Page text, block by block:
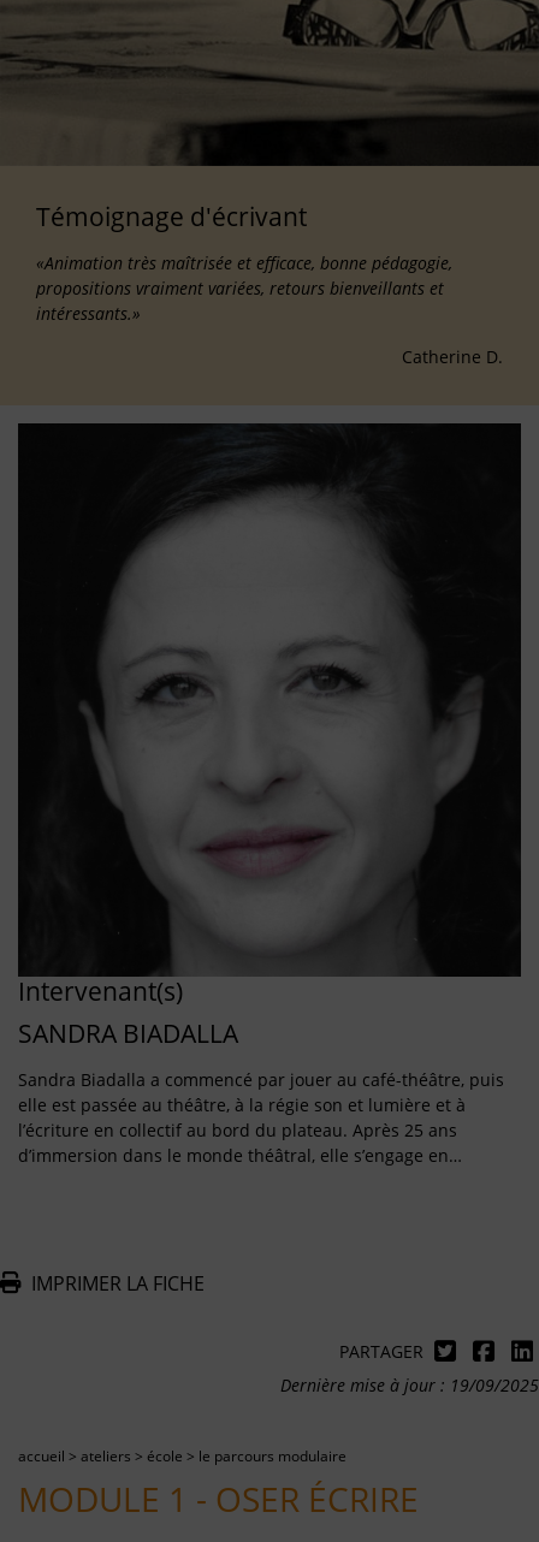
Témoignage d'écrivant
«Animation très maîtrisée et efficace, bonne pédagogie,
propositions vraiment variées, retours bienveillants et
intéressants.»
Catherine D.
Intervenant(s)
SANDRA BIADALLA
Sandra Biadalla a commencé par jouer au café-théâtre, puis
elle est passée au théâtre, à la régie son et lumière et à
l’écriture en collectif au bord du plateau. Après 25 ans
d’immersion dans le monde théâtral, elle s’engage en…
IMPRIMER LA FICHE
PARTAGER
Dernière mise à jour : 19/09/2025
accueil > ateliers > école > le parcours modulaire
MODULE 1 - OSER ÉCRIRE